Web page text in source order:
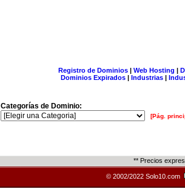
Registro de Dominios| Web Hosting |
Dominios Expirados | Industrias |
Categorías de Dominio:
[Pág.
** Precios
© 2002/2022 Solo10.com